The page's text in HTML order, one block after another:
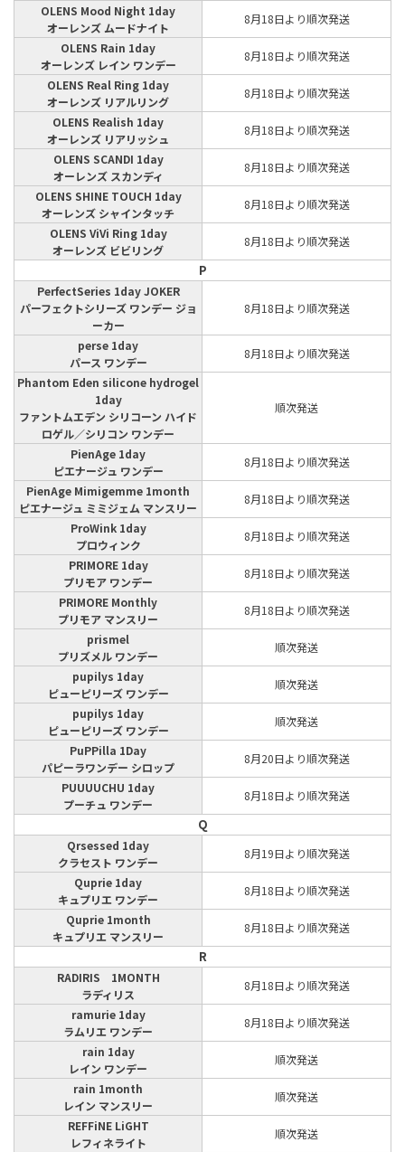
OLENS Mood Night 1day
オーレンズ ムードナイト
8月18日より順次発送
OLENS Rain 1day
オーレンズ レイン ワンデー
8月18日より順次発送
OLENS Real Ring 1day
オーレンズ リアルリング
8月18日より順次発送
OLENS Realish 1day
オーレンズ リアリッシュ
8月18日より順次発送
OLENS SCANDI 1day
オーレンズ スカンディ
8月18日より順次発送
OLENS SHINE TOUCH 1day
オーレンズ シャインタッチ
8月18日より順次発送
OLENS ViVi Ring 1day
オーレンズ ビビリング
8月18日より順次発送
P
PerfectSeries 1day JOKER
パーフェクトシリーズ ワンデー ジョ
ーカー
8月18日より順次発送
perse 1day
パース ワンデー
8月18日より順次発送
Phantom Eden silicone hydrogel
1day
ファントムエデン シリコーン ハイド
ロゲル／シリコン ワンデー
順次発送
PienAge 1day
ピエナージュ ワンデー
8月18日より順次発送
PienAge Mimigemme 1month
ピエナージュ ミミジェム マンスリー
8月18日より順次発送
ProWink 1day
プロウィンク
8月18日より順次発送
PRIMORE 1day
プリモア ワンデー
8月18日より順次発送
PRIMORE Monthly
プリモア マンスリー
8月18日より順次発送
prismel
プリズメル ワンデー
順次発送
pupilys 1day
ピューピリーズ ワンデー
順次発送
pupilys 1day
ピューピリーズ ワンデー
順次発送
PuPPilla 1Day
パピーラワンデー シロップ
8月20日より順次発送
PUUUUCHU 1day
プーチュ ワンデー
8月18日より順次発送
Q
Qrsessed 1day
クラセスト ワンデー
8月19日より順次発送
Quprie 1day
キュプリエ ワンデー
8月18日より順次発送
Quprie 1month
キュプリエ マンスリー
8月18日より順次発送
R
RADIRIS 1MONTH
ラディリス
8月18日より順次発送
ramurie 1day
ラムリエ ワンデー
8月18日より順次発送
rain 1day
レイン ワンデー
順次発送
rain 1month
レイン マンスリー
順次発送
REFFiNE LiGHT
レフィネライト
順次発送